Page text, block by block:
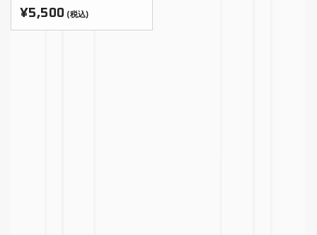
¥5,500 (税込)